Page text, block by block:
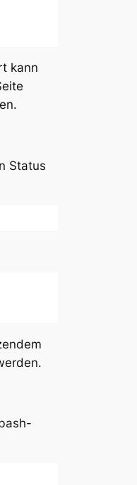
kann
Status